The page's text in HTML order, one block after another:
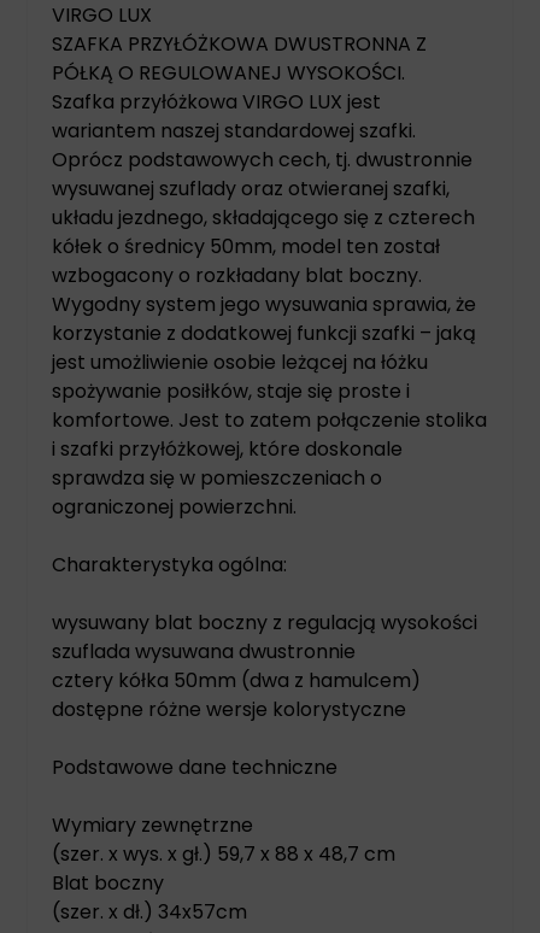
VIRGO LUX
SZAFKA PRZYŁÓŻKOWA DWUSTRONNA Z
PÓŁKĄ O REGULOWANEJ WYSOKOŚCI.
Szafka przyłóżkowa VIRGO LUX jest
wariantem naszej standardowej szafki.
Oprócz podstawowych cech, tj. dwustronnie
wysuwanej szuflady oraz otwieranej szafki,
układu jezdnego, składającego się z czterech
kółek o średnicy 50mm, model ten został
wzbogacony o rozkładany blat boczny.
Wygodny system jego wysuwania sprawia, że
korzystanie z dodatkowej funkcji szafki – jaką
jest umożliwienie osobie leżącej na łóżku
spożywanie posiłków, staje się proste i
komfortowe. Jest to zatem połączenie stolika
i szafki przyłóżkowej, które doskonale
sprawdza się w pomieszczeniach o
ograniczonej powierzchni.
Charakterystyka ogólna:
wysuwany blat boczny z regulacją wysokości
szuflada wysuwana dwustronnie
cztery kółka 50mm (dwa z hamulcem)
dostępne różne wersje kolorystyczne
Podstawowe dane techniczne
Wymiary zewnętrzne
(szer. x wys. x gł.) 59,7 x 88 x 48,7 cm
Blat boczny
(szer. x dł.) 34x57cm